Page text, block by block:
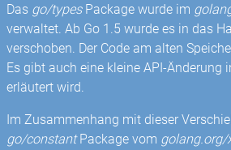
Das go/typesPackage wurde im
verwaltet. Ab Go 1.5 wurde es in das
verschoben. Der Code am alten
Es gibt auch eine kleine API-Änderung
erläutert wird.
Im Zusammenhang mit dieser
go/constantPackage vom